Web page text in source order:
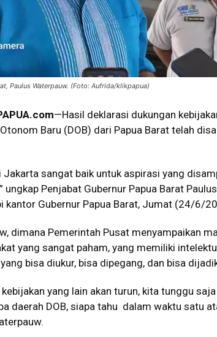
Paulus Waterpauw. (Foto: Aufrida/klikpapua)
—Hasil deklarasi dukungan
Baru (DOB) dari Papua Barat telah
Jakarta sangat baik untuk aspirasi yang
ungkap Penjabat Gubernur Papua Barat
kantor Gubernur Papua Barat, Jumat (24/6/
dimana Pemerintah Pusat menyampaikan
yang sangat paham, yang memiliki
bisa diukur, bisa dipegang, dan bisa
kebijakan yang lain akan turun, kita tunggu
daerah DOB, siapa tahu dalam waktu satu